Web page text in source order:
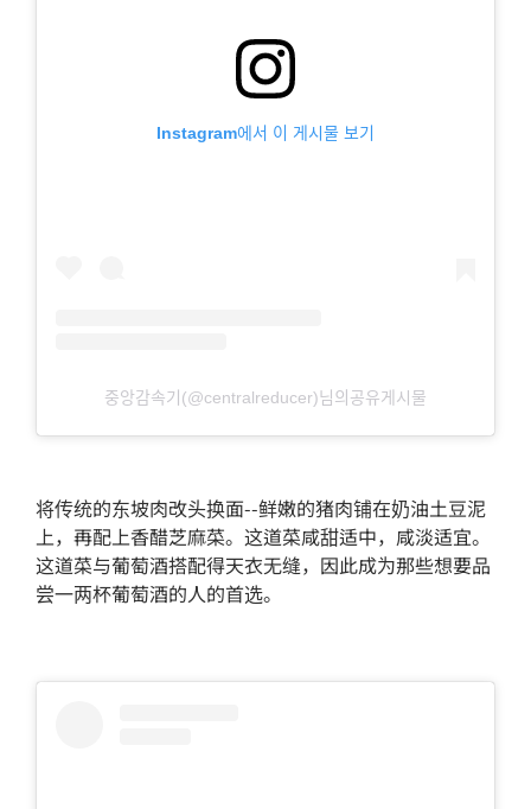
Instagram에서 이 게시물 보기
중앙감속기(@centralreducer)님의공유게시물
将传统的东坡肉改头换面--鲜嫩的猪肉铺在奶油土豆泥
上，再配上香醋芝麻菜。这道菜咸甜适中，咸淡适宜。
这道菜与葡萄酒搭配得天衣无缝，因此成为那些想要品
尝一两杯葡萄酒的人的首选。